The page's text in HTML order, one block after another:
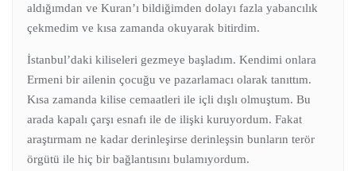
aldığımdan ve Kuran’ı bildiğimden dolayı fazla yabancılık
çekmedim ve kısa zamanda okuyarak bitirdim.
İstanbul’daki kiliseleri gezmeye başladım. Kendimi onlara
Ermeni bir ailenin çocuğu ve pazarlamacı olarak tanıttım.
Kısa zamanda kilise cemaatleri ile içli dışlı olmuştum. Bu
arada kapalı çarşı esnafı ile de ilişki kuruyordum. Fakat
araştırmam ne kadar derinleşirse derinleşsin bunların terör
örgütü ile hiç bir bağlantısını bulamıyordum.